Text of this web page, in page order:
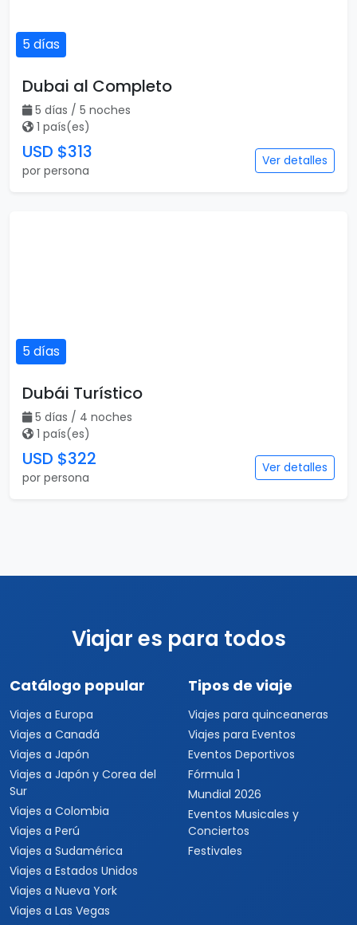
5 días
Dubai al Completo
5 días / 5 noches
1 país(es)
USD $313
por persona
Ver detalles
5 días
Dubái Turístico
5 días / 4 noches
1 país(es)
USD $322
por persona
Ver detalles
Viajar es para todos
Catálogo popular
Viajes a Europa
Viajes a Canadá
Viajes a Japón
Viajes a Japón y Corea del
Sur
Viajes a Colombia
Viajes a Perú
Viajes a Sudamérica
Viajes a Estados Unidos
Viajes a Nueva York
Viajes a Las Vegas
Tipos de viaje
Viajes para quinceaneras
Viajes para Eventos
Eventos Deportivos
Fórmula 1
Mundial 2026
Eventos Musicales y
Conciertos
Festivales